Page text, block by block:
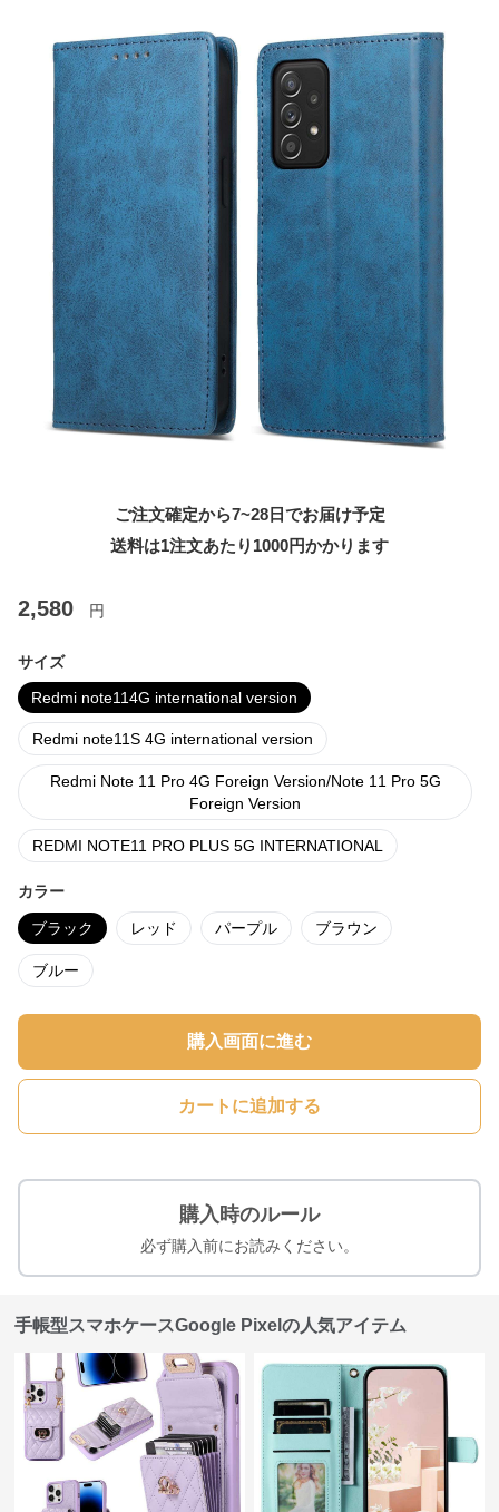
ご注文確定から7~28日でお届け予定
送料は1注文あたり 1000円かかります
2,580 円
サイズ
Redmi note114G international version
Redmi note11S 4G international version
Redmi Note 11 Pro 4G Foreign Version/Note 11 Pro 5G
Foreign Version
REDMI NOTE11 PRO PLUS 5G INTERNATIONAL
カラー
ブラック レッド パープル ブラウン
ブルー
購入画面に進む
カートに追加する
購入時のルール
必ず購入前にお読みください。
手帳型スマホケースGoogle Pixelの人気アイテム